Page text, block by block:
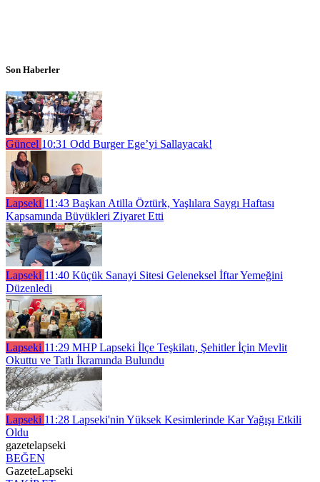
Son Haberler
Güncel 10:31 Odd Burger Ege’yi Sallayacak!
Lapseki 11:43 Başkan Atilla Öztürk, Yaşlılara Saygı Haftası
Kapsamında Büyükleri Ziyaret Etti
Lapseki 11:40 Küçük Sanayi Sitesi Geleneksel İftar Yemeğini
Düzenledi
Lapseki 11:29 MHP Lapseki İlçe Teşkilatı, Şehitler İçin Mevlit
Okuttu ve Tatlı İkramında Bulundu
Lapseki 11:28 Lapseki'nin Yüksek Kesimlerinde Kar Yağışı Etkili
Oldu
gazetelapseki
BEĞEN
GazeteLapseki